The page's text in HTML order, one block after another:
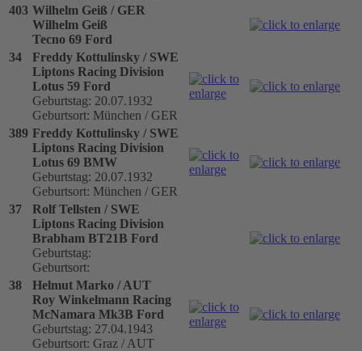
403 Wilhelm Geiß / GER
Wilhelm Geiß
Tecno 69 Ford
34
Freddy Kottulinsky / SWE
Liptons Racing Division
Lotus 59 Ford
Geburtstag: 20.07.1932
Geburtsort: München / GER
389 Freddy Kottulinsky / SWE
Liptons Racing Division
Lotus 69 BMW
Geburtstag: 20.07.1932
Geburtsort: München / GER
37
Rolf Tellsten / SWE
Liptons Racing Division
Brabham BT21B Ford
Geburtstag:
Geburtsort:
38
Helmut Marko / AUT
Roy Winkelmann Racing
McNamara Mk3B Ford
Geburtstag: 27.04.1943
Geburtsort: Graz / AUT